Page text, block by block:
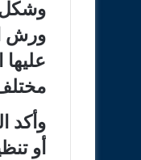
وشكل
ورش
وأكد
أو